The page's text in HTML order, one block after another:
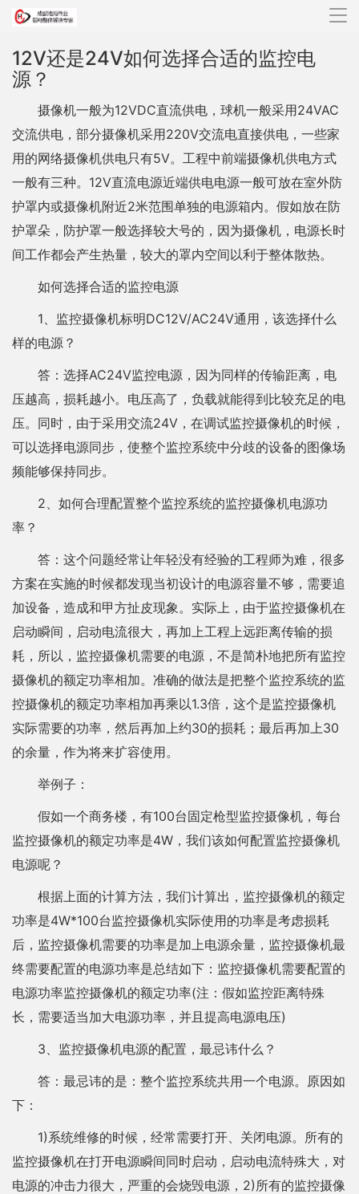
导
12V还是24V如何选择合适的监控电
源？
摄像机一般为12VDC直流供电，球机一般采用24VAC
交流供电，部分摄像机采用220V交流电直接供电，一些家
用的网络摄像机供电只有5V。工程中前端摄像机供电方式
一般有三种。12V直流电源近端供电电源一般可放在室外防
护罩内或摄像机附近2米范围单独的电源箱内。假如放在防
护罩朵，防护罩一般选择较大号的，因为摄像机，电源长时
间工作都会产生热量，较大的罩内空间以利于整体散热。
如何选择合适的监控电源
1、监控摄像机标明DC12V/AC24V通用，该选择什么
样的电源？
答：选择AC24V监控电源，因为同样的传输距离，电
压越高，损耗越小。电压高了，负载就能得到比较充足的电
压。同时，由于采用交流24V，在调试监控摄像机的时候，
可以选择电源同步，使整个监控系统中分歧的设备的图像场
频能够保持同步。
2、如何合理配置整个监控系统的监控摄像机电源功
率？
答：这个问题经常让年轻没有经验的工程师为难，很多
方案在实施的时候都发现当初设计的电源容量不够，需要追
加设备，造成和甲方扯皮现象。实际上，由于监控摄像机在
启动瞬间，启动电流很大，再加上工程上远距离传输的损
耗，所以，监控摄像机需要的电源，不是简朴地把所有监控
摄像机的额定功率相加。准确的做法是把整个监控系统的监
控摄像机的额定功率相加再乘以1.3倍，这个是监控摄像机
实际需要的功率，然后再加上约30的损耗；最后再加上30
的余量，作为将来扩容使用。
举例子：
假如一个商务楼，有100台固定枪型监控摄像机，每台
监控摄像机的额定功率是4W，我们该如何配置监控摄像机
电源呢？
根据上面的计算方法，我们计算出，监控摄像机的额定
功率是4W*100台监控摄像机实际使用的功率是考虑损耗
后，监控摄像机需要的功率是加上电源余量，监控摄像机最
终需要配置的电源功率是总结如下：监控摄像机需要配置的
电源功率监控摄像机的额定功率(注：假如监控距离特殊
长，需要适当加大电源功率，并且提高电源电压)
3、监控摄像机电源的配置，最忌讳什么？
答：最忌讳的是：整个监控系统共用一个电源。原因如
下：
1)系统维修的时候，经常需要打开、关闭电源。所有的
监控摄像机在打开电源瞬间同时启动，启动电流特殊大，对
电源的冲击力很大，严重的会烧毁电源，2)所有的监控摄像